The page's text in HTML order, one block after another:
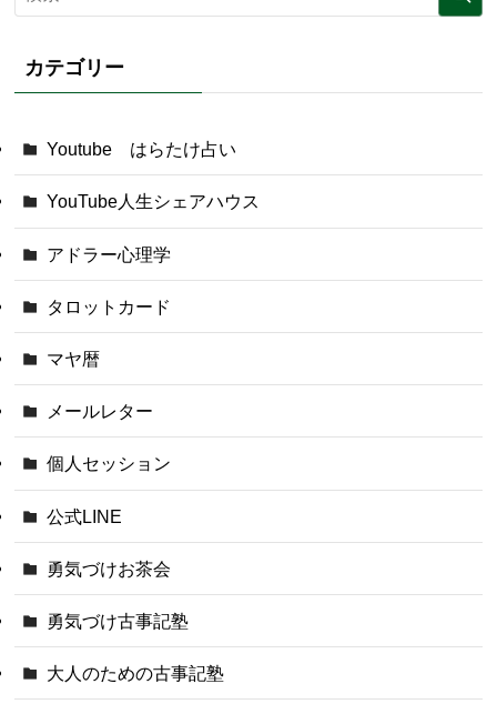
カテゴリー
Youtube はらたけ占い
YouTube人生シェアハウス
アドラー心理学
タロットカード
マヤ暦
メールレター
個人セッション
公式LINE
勇気づけお茶会
勇気づけ古事記塾
大人のための古事記塾